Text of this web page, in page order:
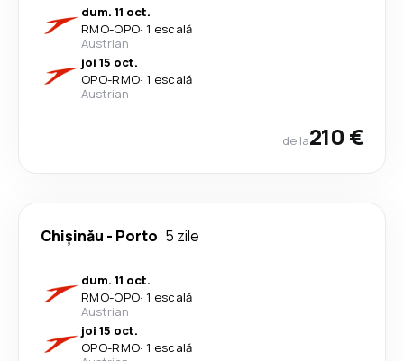
dum. 11 oct.
RMO-OPO· 1 escală
Austrian
joi 15 oct.
OPO-RMO· 1 escală
Austrian
de la210 €
Chișinău - Porto 5 zile
dum. 11 oct.
RMO-OPO· 1 escală
Austrian
joi 15 oct.
OPO-RMO· 1 escală